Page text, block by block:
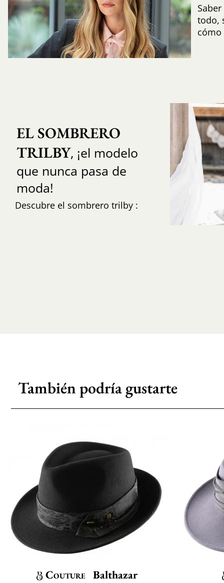
todo,
cómo
EL SOMBRERO
TRILBY, ¡el modelo
que nunca pasa de
moda!
Descubre el sombrero trilby :
También podría gustarte
Couture Balthazar